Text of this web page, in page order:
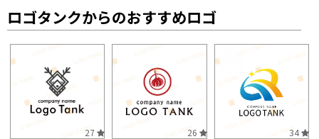
ロゴタンクからのおすすめロゴ
27 26 34